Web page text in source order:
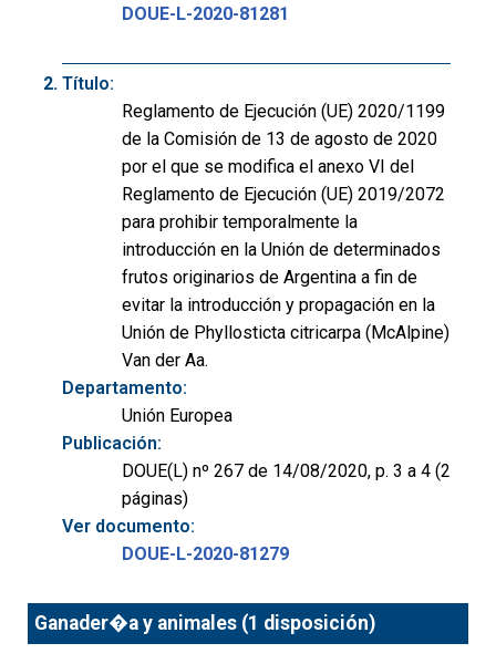
DOUE-L-2020-81281
Título:
Reglamento de Ejecución (UE) 2020/1199
de la Comisión de 13 de agosto de 2020
por el que se modifica el anexo VI del
Reglamento de Ejecución (UE) 2019/2072
para prohibir temporalmente la
introducción en la Unión de determinados
frutos originarios de Argentina a fin de
evitar la introducción y propagación en la
Unión de Phyllosticta citricarpa (McAlpine)
Van der Aa.
Departamento:
Unión Europea
Publicación:
DOUE(L) nº 267 de 14/08/2020, p. 3 a 4 (2
páginas)
Ver documento:
DOUE-L-2020-81279
Ganader�a y animales (1 disposición)